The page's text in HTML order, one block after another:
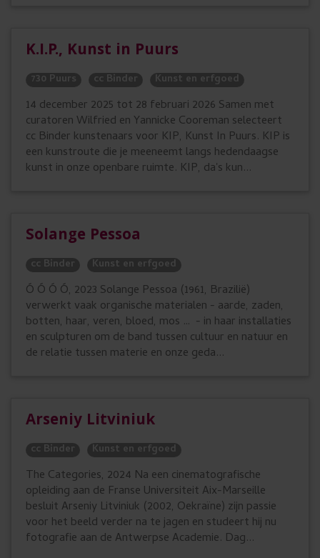
K.I.P., Kunst in Puurs
730 Puurs cc Binder Kunst en erfgoed
14 december 2025 tot 28 februari 2026 Samen met
curatoren Wilfried en Yannicke Cooreman selecteert
cc Binder kunstenaars voor KIP, Kunst In Puurs. KIP is
een kunstroute die je meeneemt langs hedendaagse
kunst in onze openbare ruimte. KIP, da's kun...
Solange Pessoa
cc Binder Kunst en erfgoed
Ó Ó Ó Ó, 2023 Solange Pessoa (1961, Brazilië)
verwerkt vaak organische materialen - aarde, zaden,
botten, haar, veren, bloed, mos … - in haar installaties
en sculpturen om de band tussen cultuur en natuur en
de relatie tussen materie en onze geda...
Arseniy Litviniuk
cc Binder Kunst en erfgoed
The Categories, 2024 Na een cinematografische
opleiding aan de Franse Universiteit Aix-Marseille
besluit Arseniy Litviniuk (2002, Oekraïne) zijn passie
voor het beeld verder na te jagen en studeert hij nu
fotografie aan de Antwerpse Academie. Dag...